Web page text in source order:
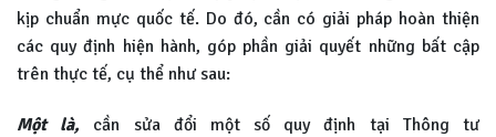
kịp chuẩn mực quốc tế. Do đó, cần có giải pháp hoàn thiện
các quy định hiện hành, góp phần giải quyết những bất cập
trên thực tế, cụ thể như sau:
Một là, cần sửa đổi một số quy định tại Thông tư